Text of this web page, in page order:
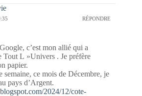
RÉPONDRE
c’est mon allié qui a
Tout L »Univers . Je préfère
papier.
semaine, ce mois de Décembre, je
pays d’Argent.
2024/12/cote-